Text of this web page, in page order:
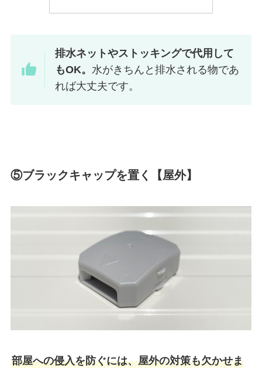
排水ネットやストッキングで代用して
もOK。 水がきちんと排水される物であ
れば大丈夫です。
⑤ブラックキャップを置く【屋外】
部屋への侵入を防ぐには、屋外の対策も欠かせま